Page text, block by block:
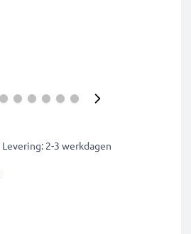
Levering: 2-3 werkdagen